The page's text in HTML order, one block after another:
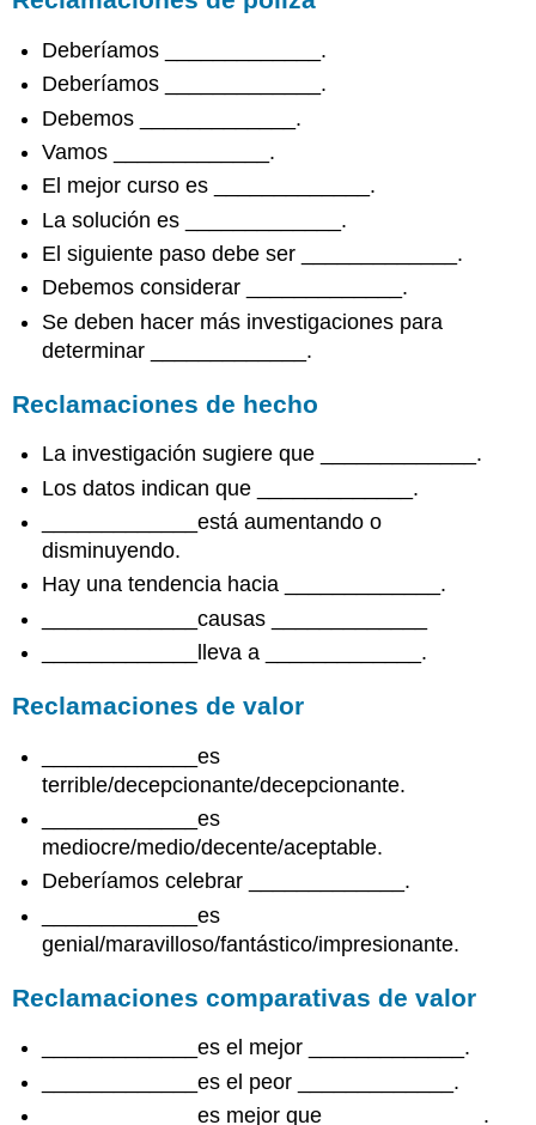
Contraargumentos
Contraargumentos
equivocados
Contraargumentos
descritos
Contraargumentos
que
tienen
Refutación
a
un
contraargumento
Concesión
un
Límites
Certeza
que
el
argumento
Deberíamos _____________.
Deberíamos _____________.
Debemos _____________.
Vamos _____________.
El mejor curso es _____________.
La solución es _____________.
El siguiente paso debe ser _____________.
Debemos considerar _____________.
Se deben hacer más investigaciones para
determinar _____________.
Reclamaciones de hecho
La investigación sugiere que _____________.
Los datos indican que _____________.
_____________está aumentando o
disminuyendo.
Hay una tendencia hacia _____________.
_____________causas _____________
_____________lleva a _____________.
Reclamaciones de valor
_____________es
terrible/decepcionante/decepcionante.
_____________es
mediocre/medio/decente/aceptable.
Deberíamos celebrar _____________.
_____________es
genial/maravilloso/fantástico/impresionante.
Reclamaciones comparativas de valor
_____________es el mejor _____________.
_____________es el peor _____________.
_____________es mejor que _____________.